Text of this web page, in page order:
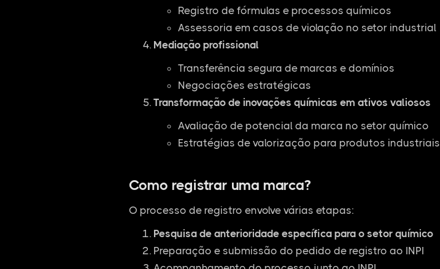
Registro de fórmulas e processos químicos
Assessoria em casos de violação no setor industrial
Mediação profissional
Transferência segura de marcas e domínios
Negociações estratégicas
Transformação de inovações químicas em ativos valiosos
Avaliação de potencial da marca no setor químico
Estratégias de valorização para produtos industriais
Como registrar uma marca?
O processo de registro envolve várias etapas:
Pesquisa de anterioridade específica para o setor químico
Preparação e submissão do pedido de registro ao INPI